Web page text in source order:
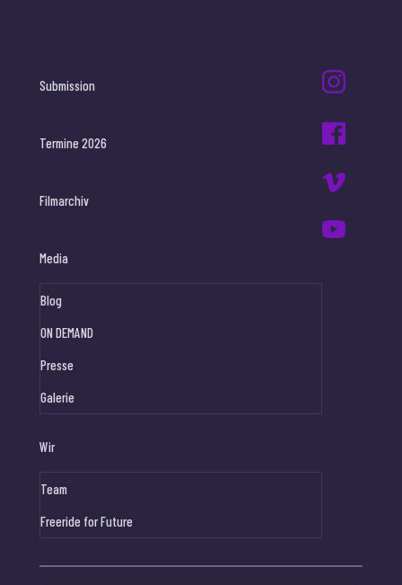
Submission
Termine 2026
Filmarchiv
Media
Blog
ON DEMAND
Presse
Galerie
Wir
Team
Freeride for Future